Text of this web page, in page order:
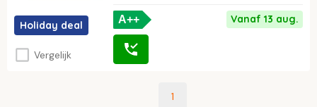
Holiday deal
Vergelijk
A++ Vanaf 13 aug.
1